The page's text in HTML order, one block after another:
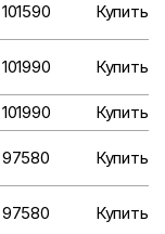
101590 Купить
101990 Купить
101990
Купить
97580 Купить
97580 Купить